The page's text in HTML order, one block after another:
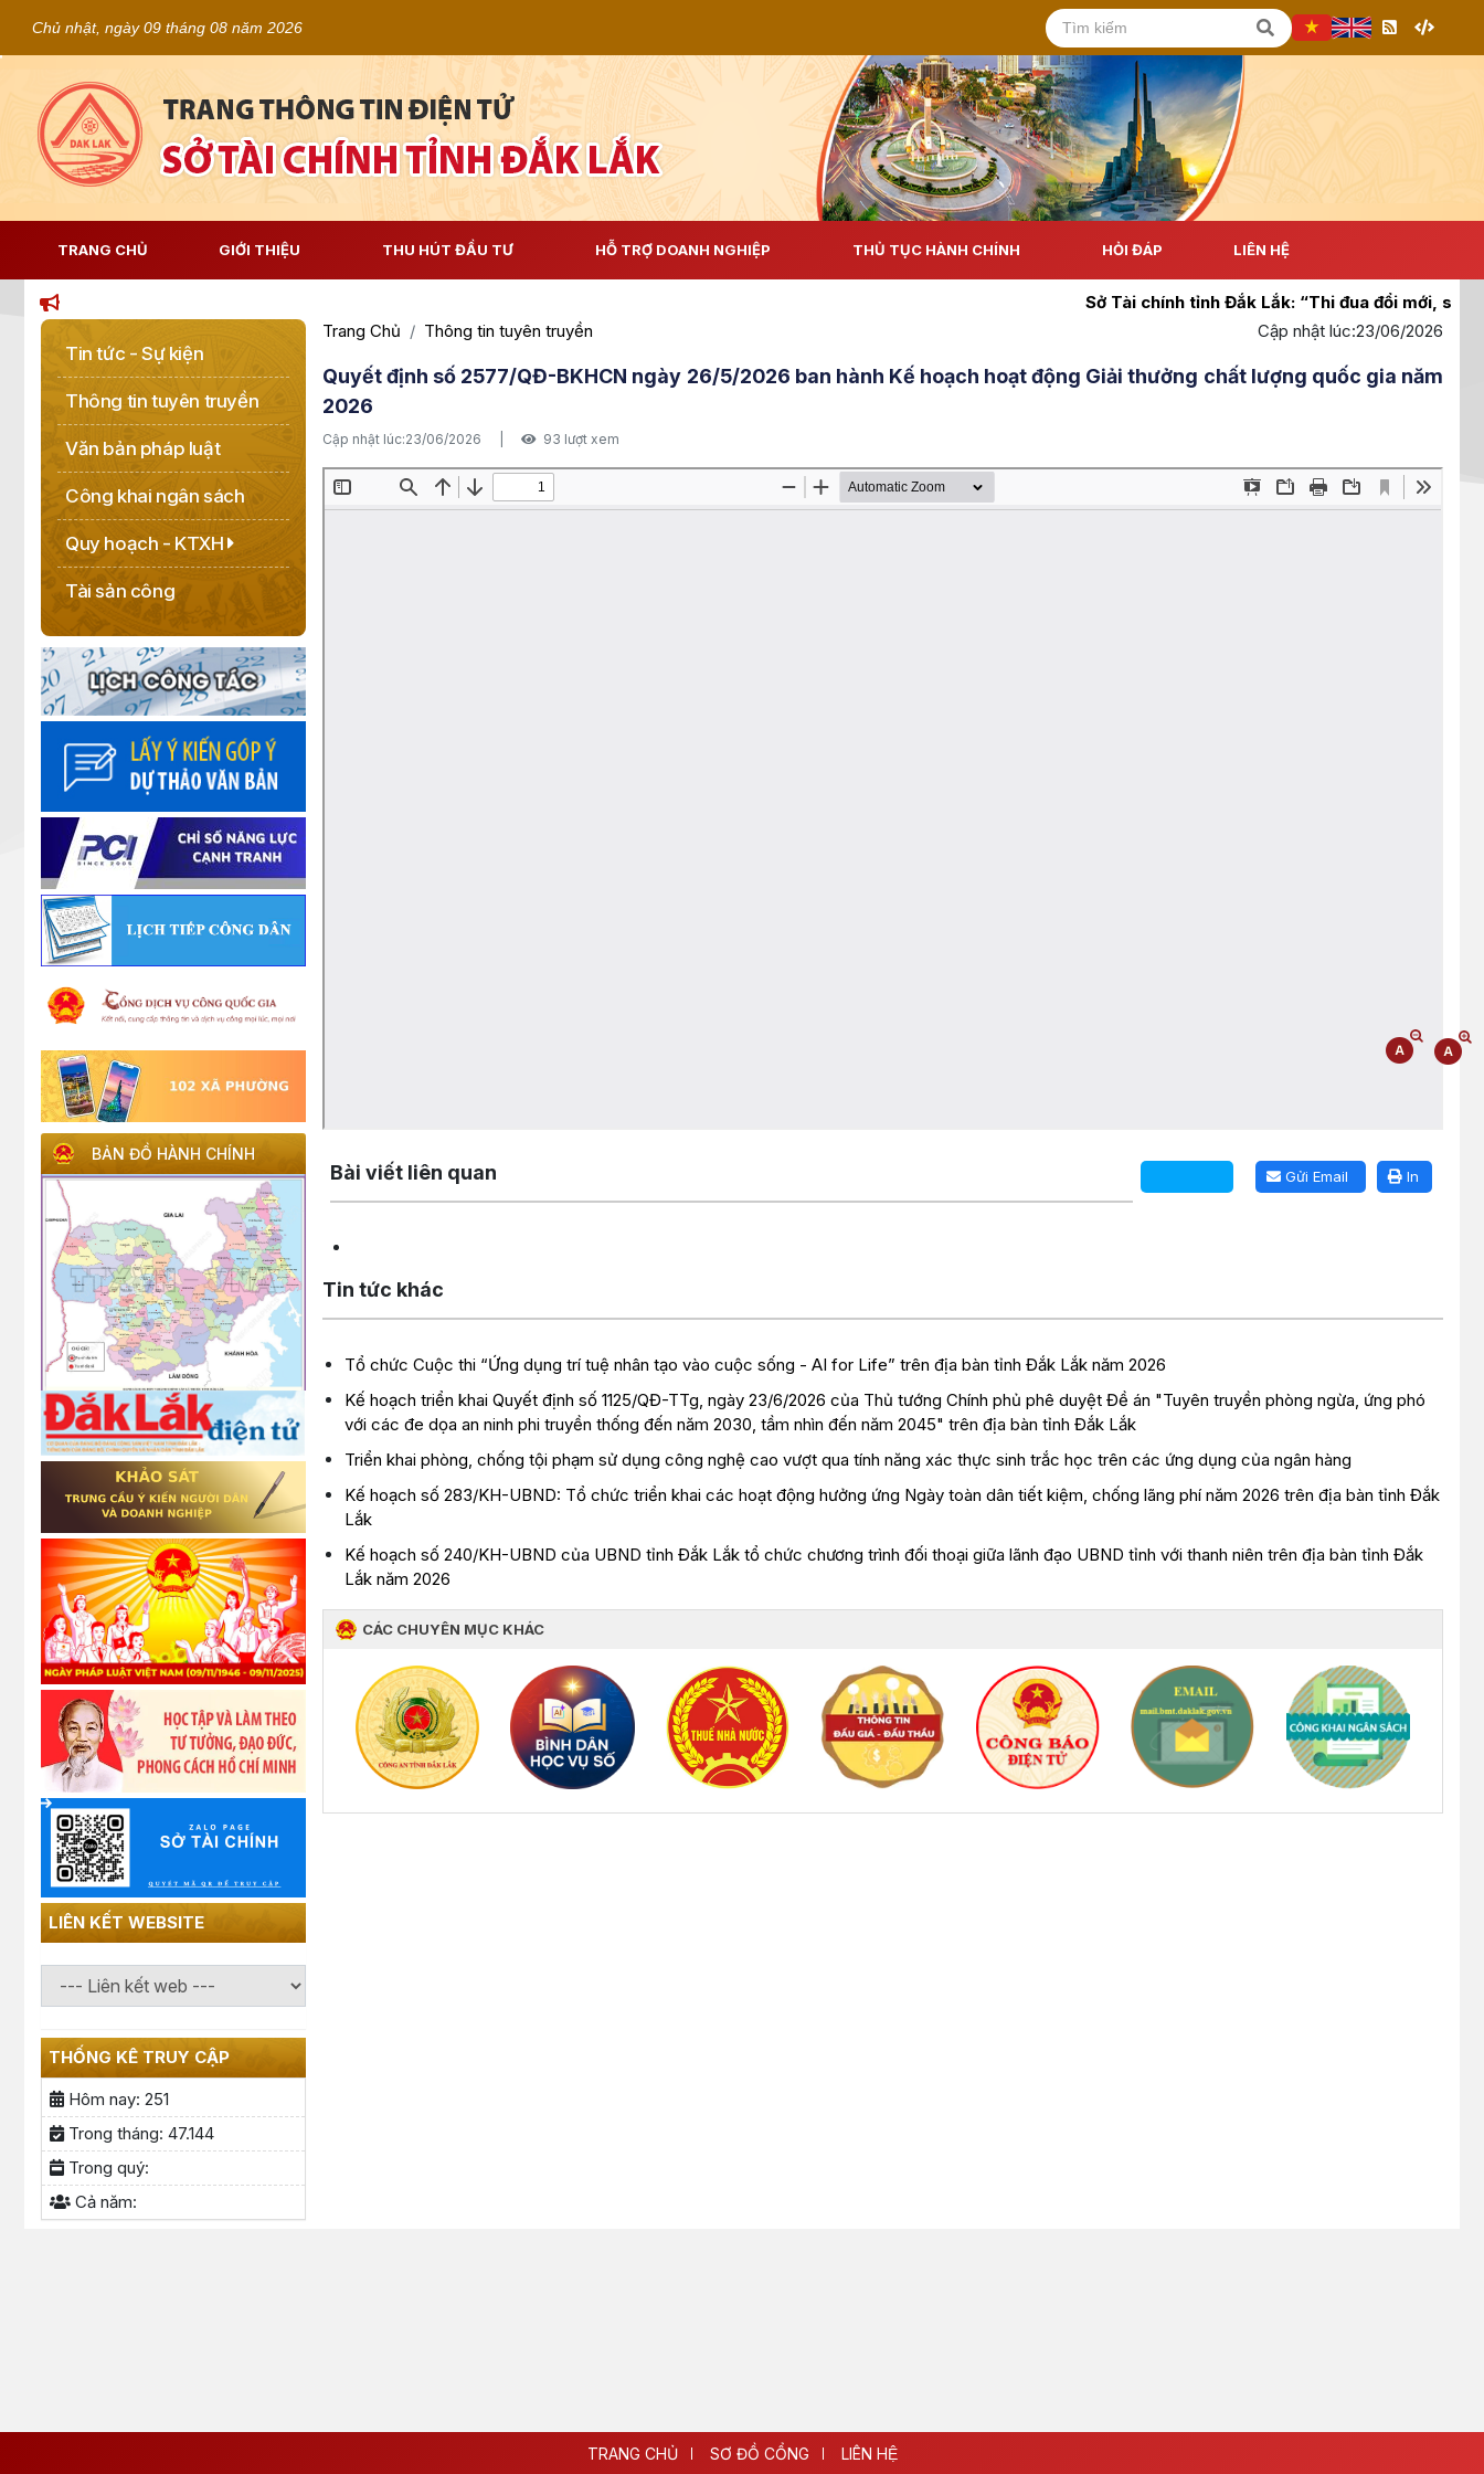
Chủ nhật, ngày 09 tháng 08 năm 2026
TRANG CHỦ GIỚI THIỆU THU HÚT ĐẦU TƯ HỖ TRỢ DOANH NGHIỆP THỦ TỤC HÀNH CHÍNH HỎI ĐÁP LIÊN HỆ
Sở Tài chính tỉnh Đắk Lắk: “Thi đua đổi mới, sáng
Tin tức - Sự kiện
Thông tin tuyên truyền
Văn bản pháp luật
Công khai ngân sách
Quy hoạch - KTXH
Tài sản công
BẢN ĐỒ HÀNH CHÍNH
LIÊN KẾT WEBSITE
THỐNG KÊ TRUY CẬP
Hôm nay: 251
Trong tháng: 47.144
Trong quý:
Cả năm:
Trang Chủ Thông tin tuyên truyền Cập nhật lúc:23/06/2026
Quyết định số 2577/QĐ-BKHCN ngày 26/5/2026 ban hành Kế hoạch hoạt động Giải thưởng chất lượng quốc gia năm
2026
Cập nhật lúc:23/06/2026 93 lượt xem
In
Gửi Email
Bài viết liên quan
Tin tức khác
Tổ chức Cuộc thi “Ứng dụng trí tuệ nhân tạo vào cuộc sống - AI for Life” trên địa bàn tỉnh Đắk Lắk năm 2026
Kế hoạch triển khai Quyết định số 1125/QĐ-TTg, ngày 23/6/2026 của Thủ tướng Chính phủ phê duyệt Đề án "Tuyên truyền phòng ngừa, ứng phó
với các đe dọa an ninh phi truyền thống đến năm 2030, tầm nhìn đến năm 2045" trên địa bàn tỉnh Đắk Lắk
Triển khai phòng, chống tội phạm sử dụng công nghệ cao vượt qua tính năng xác thực sinh trắc học trên các ứng dụng của ngân hàng
Kế hoạch số 283/KH-UBND: Tổ chức triển khai các hoạt động hưởng ứng Ngày toàn dân tiết kiệm, chống lãng phí năm 2026 trên địa bàn tỉnh Đắk
Lắk
Kế hoạch số 240/KH-UBND của UBND tỉnh Đắk Lắk tổ chức chương trình đối thoại giữa lãnh đạo UBND tỉnh với thanh niên trên địa bàn tỉnh Đắk
Lắk năm 2026
CÁC CHUYÊN MỤC KHÁC
TRANG CHỦ SƠ ĐỒ CỔNG LIÊN HỆ